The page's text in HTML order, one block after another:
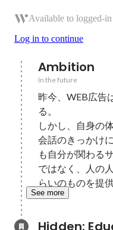
Available to logged-
Log in to continue
Ambition
In the future
昨今、WEB広告
る。
しかし、自身の
会話のきっかけ
も自分が関わる
ではなく、人の
らいのものを提
See more